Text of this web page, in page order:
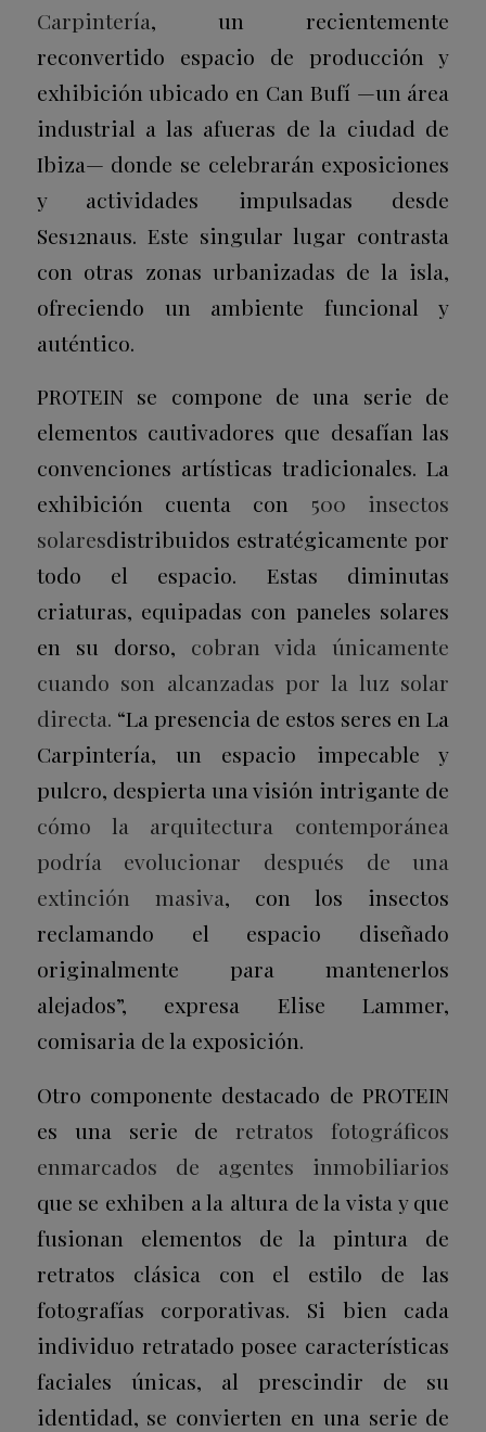
Carpintería, un recientemente
reconvertido espacio de producción y
exhibición ubicado en Can Bufí —un área
industrial a las afueras de la ciudad de
Ibiza— donde se celebrarán exposiciones
y actividades impulsadas desde
Ses12naus. Este singular lugar contrasta
con otras zonas urbanizadas de la isla,
ofreciendo un ambiente funcional y
auténtico.
PROTEIN se compone de una serie de
elementos cautivadores que desafían las
convenciones artísticas tradicionales. La
exhibición cuenta con 500 insectos
solaresdistribuidos estratégicamente por
todo el espacio. Estas diminutas
criaturas, equipadas con paneles solares
en su dorso, cobran vida únicamente
cuando son alcanzadas por la luz solar
directa. “La presencia de estos seres en La
Carpintería, un espacio impecable y
pulcro, despierta una visión intrigante de
cómo la arquitectura contemporánea
podría evolucionar después de una
extinción masiva, con los insectos
reclamando el espacio diseñado
originalmente para mantenerlos
alejados”, expresa Elise Lammer,
comisaria de la exposición.
Otro componente destacado de PROTEIN
es una serie de retratos fotográficos
enmarcados de agentes inmobiliarios
que se exhiben a la altura de la vista y que
fusionan elementos de la pintura de
retratos clásica con el estilo de las
fotografías corporativas. Si bien cada
individuo retratado posee características
faciales únicas, al prescindir de su
identidad, se convierten en una serie de